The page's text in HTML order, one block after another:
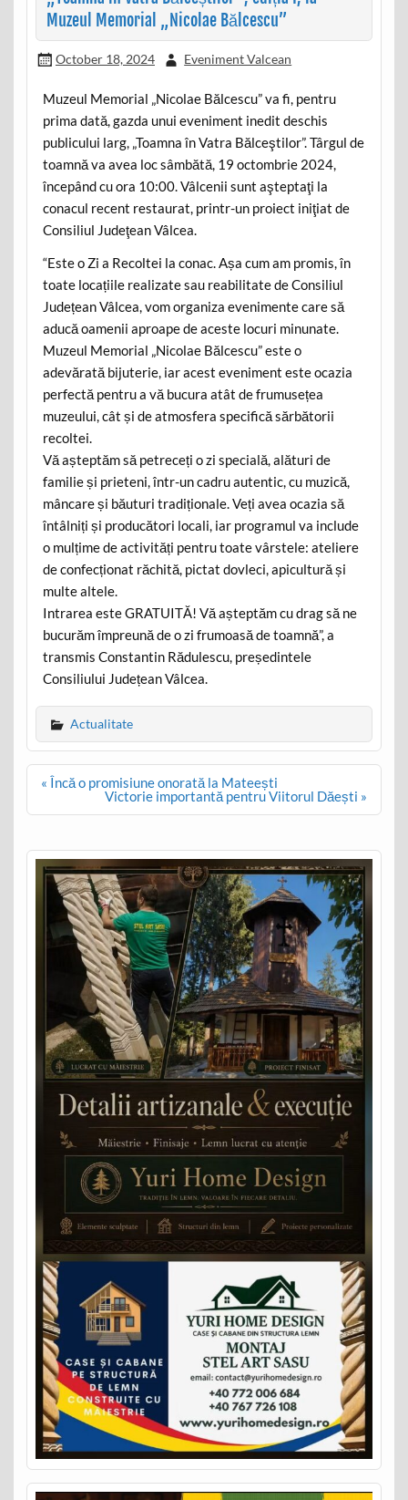
Muzeul Memorial „Nicolae Bălcescu”
October 18, 2024 Eveniment Valcean
Muzeul Memorial „Nicolae Bălcescu” va fi, pentru
prima dată, gazda unui eveniment inedit deschis
publicului larg, „Toamna în Vatra Bălceştilor”. Târgul de
toamnă va avea loc sâmbătă, 19 octombrie 2024,
începând cu ora 10:00. Vâlcenii sunt aşteptaţi la
conacul recent restaurat, printr-un proiect iniţiat de
Consiliul Judeţean Vâlcea.
“Este o Zi a Recoltei la conac. Așa cum am promis, în
toate locațiile realizate sau reabilitate de Consiliul
Județean Vâlcea, vom organiza evenimente care să
aducă oamenii aproape de aceste locuri minunate.
Muzeul Memorial „Nicolae Bălcescu” este o
adevărată bijuterie, iar acest eveniment este ocazia
perfectă pentru a vă bucura atât de frumusețea
muzeului, cât și de atmosfera specifică sărbătorii
recoltei.
Vă așteptăm să petreceți o zi specială, alături de
familie și prieteni, într-un cadru autentic, cu muzică,
mâncare și băuturi tradiționale. Veți avea ocazia să
întâlniți și producători locali, iar programul va include
o mulțime de activități pentru toate vârstele: ateliere
de confecționat răchită, pictat dovleci, apicultură și
multe altele.
Intrarea este GRATUITĂ! Vă așteptăm cu drag să ne
bucurăm împreună de o zi frumoasă de toamnă”, a
transmis Constantin Rădulescu, președintele
Consiliului Județean Vâlcea.
Actualitate
Post
navigation
« Încă o promisiune onorată la Mateești
Victorie importantă pentru Viitorul Dăești »